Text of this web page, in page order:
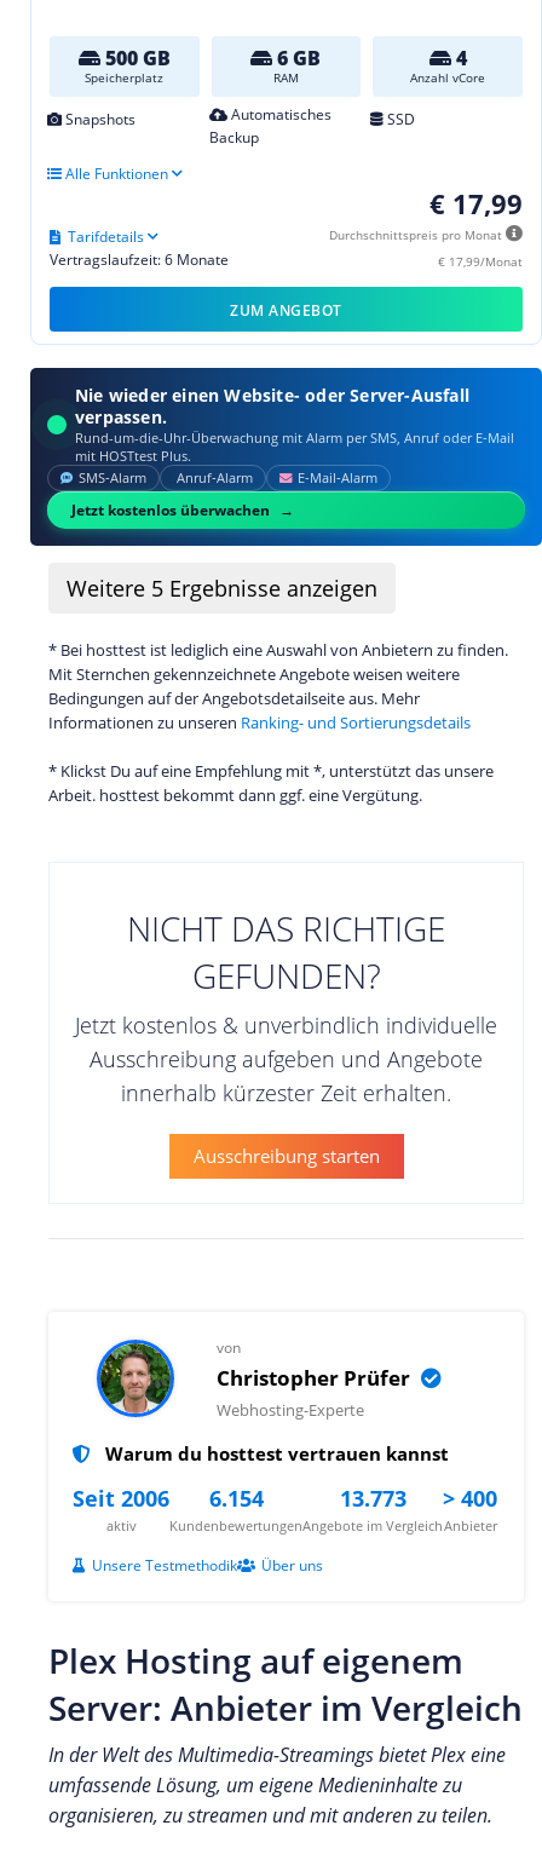
500 GB
Speicherplatz
6 GB
RAM
4
Anzahl vCore
Snapshots
Automatisches
Backup
SSD
Alle Funktionen
€ 17,99
Durchschnittspreis pro Monat
€ 17,99/Monat
Vertragslaufzeit: 6 Monate
Tarifdetails
ZUM ANGEBOT
Nie wieder einen Website- oder Server-Ausfall
verpassen.
Rund-um-die-Uhr-Überwachung mit Alarm per SMS, Anruf oder E‑Mail
mit HOSTtest Plus.
SMS‑Alarm Anruf‑Alarm E‑Mail‑Alarm
Jetzt kostenlos überwachen
Weitere 5 Ergebnisse anzeigen
* Bei hosttest ist lediglich eine Auswahl von Anbietern zu finden.
Mit Sternchen gekennzeichnete Angebote weisen weitere
Bedingungen auf der Angebotsdetailseite aus. Mehr
Informationen zu unseren Ranking- und Sortierungsdetails
* Klickst Du auf eine Empfehlung mit *, unterstützt das unsere
Arbeit. hosttest bekommt dann ggf. eine Vergütung.
NICHT DAS RICHTIGE
GEFUNDEN?
Jetzt kostenlos & unverbindlich individuelle
Ausschreibung aufgeben und Angebote
innerhalb kürzester Zeit erhalten.
Ausschreibung starten
von
Christopher Prüfer
Webhosting-Experte
Warum du hosttest vertrauen kannst
Seit 2006
aktiv
6.154
Kundenbewertungen
13.773
Angebote im Vergleich
> 400
Anbieter
Unsere Testmethodik Über uns
Plex Hosting auf eigenem
Server: Anbieter im Vergleich
In der Welt des Multimedia-Streamings bietet Plex eine
umfassende Lösung, um eigene Medieninhalte zu
organisieren, zu streamen und mit anderen zu teilen.